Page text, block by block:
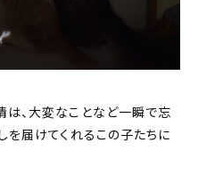
、大変なことなど一瞬で忘
を届けてくれるこの子たちに